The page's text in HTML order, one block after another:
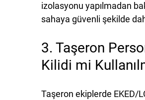
izolasyonu yapılmadan
sahaya güvenli şekilde
3. Taşeron
Kilidi mi
Taşeron ekiplerde EKED/